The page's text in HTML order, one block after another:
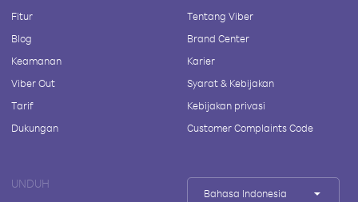
Fitur
Blog
Keamanan
Viber Out
Tarif
Dukungan
Tentang Viber
Brand Center
Karier
Syarat & Kebijakan
Kebijakan privasi
Customer Complaints Code
UNDUH
Bahasa Indonesia